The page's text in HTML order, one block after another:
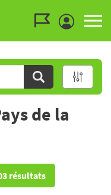
de la
résultats